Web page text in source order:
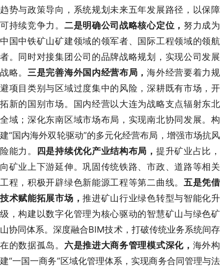
趋势与政策导向，系统规划未来五年发展路径，以保障
可持续竞争力。 二是明确公司战略核心定位， 努力成为
中国中铁矿山矿建领域的领军者、国际工程领域的领航
者。同时对接集团公司的品牌战略规划，实现公司发展
战略。三是完善海外国内经营布局，海外经营要着力规
避项目类别与区域过度集中的风险，深耕既有市场，开
拓新的国别市场。国内经营以大连为战略支点辐射东北
全域；深化东南区域市场布局，实现南北协同发展。构
建“国内海外双轮驱动”的多元化经营布局，增强市场抗风
险能力。
四是持续优化产业结构布局， 提升矿业占比，
向矿业上下游延伸。巩固传统铁路、市政、道路等相关
工程，积极开辟绿色新能源工程等第二曲线。 五是凭借
技术赋能拓展市场，推进矿山行业绿色转型与智能化升
级，构建以数字化管理为核心驱动的智慧矿山与绿色矿
山协同体系。深度融合BIM技术，打破传统业务系统间存
在的数据孤岛。 六是推进大商务管理模式深化， 海外构
建“一国一商务”区域化管理体系，实现商务合同管理与法